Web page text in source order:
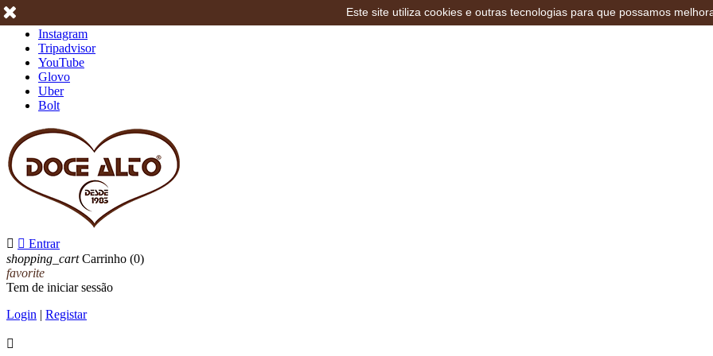
Instagram
Tripadvisor
YouTube
Glovo
Uber
Bolt
  Entrar
shopping_cart Carrinho (0)
favorite
Tem de iniciar sessão
Login | Registar

Este site utiliza cookies e outras tecnologias para que possamos